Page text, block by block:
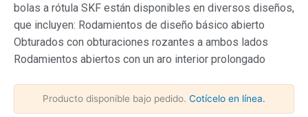
bolas a rótula SKF están disponibles en diversos diseños,
que incluyen: Rodamientos de diseño básico abierto
Obturados con obturaciones rozantes a ambos lados
Rodamientos abiertos con un aro interior prolongado
Producto disponible bajo pedido. Cotícelo en línea.